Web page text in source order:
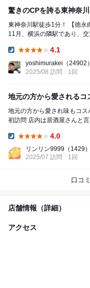
驚きのCPを誇る東神奈川
東神奈川駅徒歩1分！ 【徳永肉酒場 本店】さんに訪店しました。 2010年
11月、横浜の隣駅であり、
4.1
yoshimurakei （24902）
2025/08 訪問
1回
地元の方から愛されるコ
地元の方から愛され味もコスパも最高と噂の
初訪問 店内は居酒屋さんと言う雰囲気ですが 店内清潔があり凄く綺麗✨
4.0
リンリン9999 （1429）
2025/07 訪問
1回
口コ
店舗情報（詳細）
アクセス